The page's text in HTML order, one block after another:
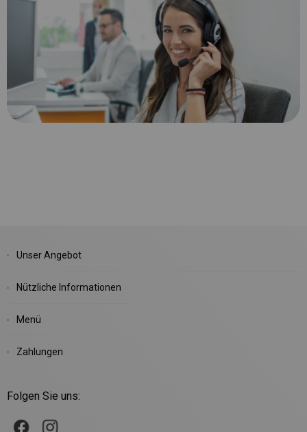
Unser Angebot
Nützliche Informationen
Menü
Zahlungen
Folgen Sie uns: